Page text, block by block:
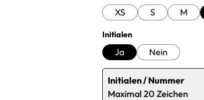
XS S M
Initialenauswählen
Ja Nein
Initialen / Nummer
Maximal 20 Zeichen